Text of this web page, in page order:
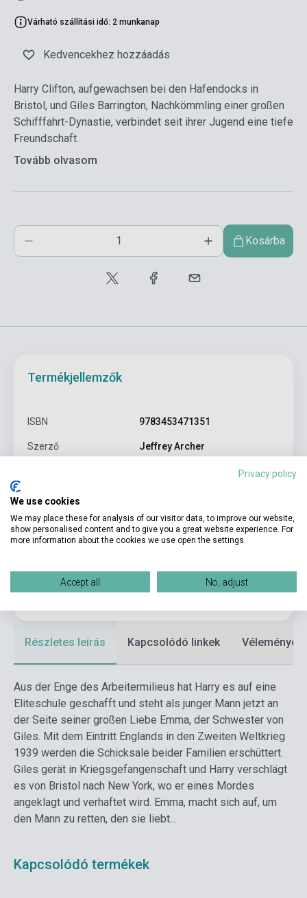
Várható szállítási idő: 2 munkanap
Kedvencekhez hozzáadás
Harry Clifton, aufgewachsen bei den Hafendocks in
Bristol, und Giles Barrington, Nachkömmling einer großen
Schifffahrt-Dynastie, verbindet seit ihrer Jugend eine tiefe
Freundschaft.
Tovább olvasom
Kosárba
Termékjellemzők
ISBN 9783453471351
Szerző Jeffrey Archer
Kiadó HEYNE VERLAG
Kiadási év 2015
Formátum Könyv
Nyelv Német
Részletes leírás Kapcsolódó linkek Vélemények
Aus der Enge des Arbeitermilieus hat Harry es auf eine
Eliteschule geschafft und steht als junger Mann jetzt an
der Seite seiner großen Liebe Emma, der Schwester von
Giles. Mit dem Eintritt Englands in den Zweiten Weltkrieg
1939 werden die Schicksale beider Familien erschüttert.
Giles gerät in Kriegsgefangenschaft und Harry verschlägt
es von Bristol nach New York, wo er eines Mordes
angeklagt und verhaftet wird. Emma, macht sich auf, um
den Mann zu retten, den sie liebt...
Kapcsolódó termékek
Privacy policy
We use cookies
We may place these for analysis of our visitor data, to improve our website,
show personalised content and to give you a great website experience. For
more information about the cookies we use open the settings.
Accept all No, adjust